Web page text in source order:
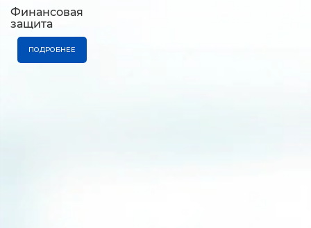
Финансовая
защита
ПОДРОБНЕЕ